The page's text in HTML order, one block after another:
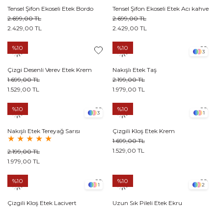
Tensel Şifon Ekoseli Etek Bordo
2.429,00 TL
2.699,00 TL
Tensel Şifon Ekoseli Etek Acı kahve
2.429,00 TL
2.699,00 TL
Çizgi Desenli Verev Etek Krem
1.529,00 TL
1.699,00 TL
%10
3
Nakışlı Etek Taş
1.979,00 TL
2.199,00 TL
%10
3
Nakışlı Etek Tereyağ Sarısı
★ ★ ★ ★ ★
1.979,00 TL
2.199,00 TL
%10
1
Çizgili Kloş Etek Krem
1.529,00 TL
1.699,00 TL
%10
1
Çizgili Kloş Etek Lacivert
%10
2
Uzun Sık Pileli Etek Ekru
%10